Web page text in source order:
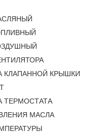
КЛАПАННОЙ КРЫШКИ
ТЕРМОСТАТА
МАСЛА